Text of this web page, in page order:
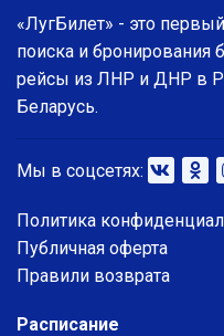
«ЛугБилет» - это
поиска и бронирования
рейсы из ЛНР и ДНР в
Беларусь.
Мы в соцсетях:
Политика
Публичная оферта
Правили возврата
Расписание